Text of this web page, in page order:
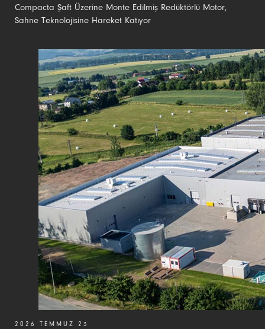
Compacta Şaft Üzerine Monte Edilmiş Redüktörlü Motor,
Sahne Teknolojisine Hareket Katıyor
2026 TEMMUZ 23